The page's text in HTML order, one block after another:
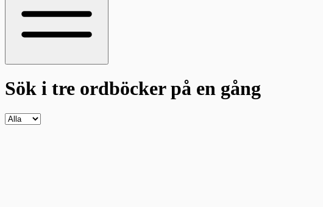
Sök i tre ordböckerpå en gång